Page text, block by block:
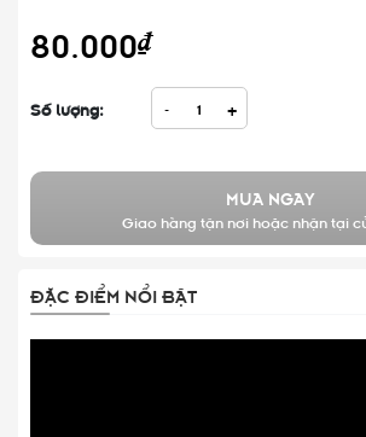
80.000₫
Số lượng: - +
MUA NGAY
Giao hàng tận nơi hoặc nhận tại
ĐẶC ĐIỂM NỔI BẬT